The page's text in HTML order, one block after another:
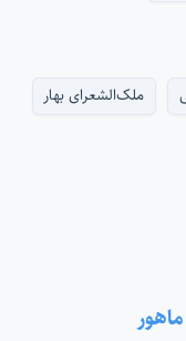
ملک‌الشعرای بهار